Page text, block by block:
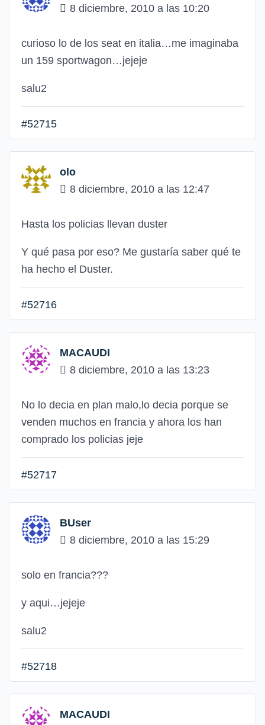
8 diciembre, 2010 a las 10:20
curioso lo de los seat en italia…me imaginaba
un 159 sportwagon…jejeje
salu2
#52715
olo
8 diciembre, 2010 a las 12:47
Hasta los policias llevan duster
Y qué pasa por eso? Me gustaría saber qué te
ha hecho el Duster.
#52716
MACAUDI
8 diciembre, 2010 a las 13:23
No lo decia en plan malo,lo decia porque se
venden muchos en francia y ahora los han
comprado los policias jeje
#52717
BUser
8 diciembre, 2010 a las 15:29
solo en francia???
y aqui…jejeje
salu2
#52718
MACAUDI